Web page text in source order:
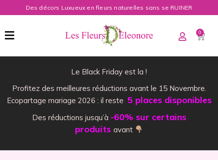
Des décors Luxueux en fleurs naturelles sans se RUINER
0
Le Black Friday est la !
Profitez des meilleures réductions avant le 15 Novembre.
Ecopartage mariage 2026 : il reste 5 places disponibles
Des réductions jusqu’à -60% sur certains
produits avant